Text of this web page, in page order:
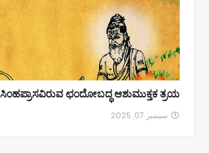
ಛಂದೋಬದ್ಧ ಆಶುಮುಕ್ತಕ ತ್ರಯ
سبتمبر 07, 2025